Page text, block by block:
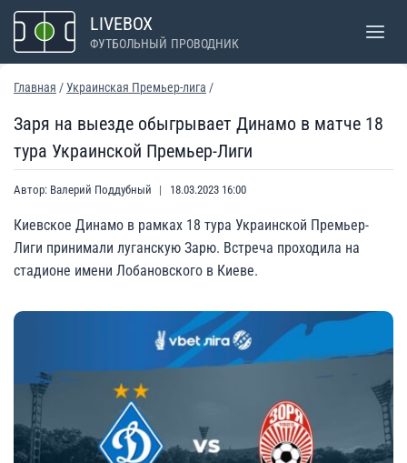
Перейти
содержимому
LIVEBOX
ФУТБОЛЬНЫЙ ПРОВОДНИК
Главная /Украинская Премьер-лига /
Заря на выезде обыгрывает Динамо в матче 18
тура Украинской Премьер-Лиги
Автор: Валерий Поддубный 18.03.2023 16:00
Киевское Динамо в рамках 18 тура Украинской Премьер-
Лиги принимали луганскую Зарю. Встреча проходила на
стадионе имени Лобановского в Киеве.